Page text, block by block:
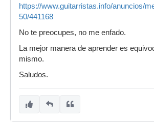
https://www.guitarristas.info/anuncios/
50/441168
No te preocupes, no me enfado.
La mejor manera de aprender es
mismo.
Saludos.